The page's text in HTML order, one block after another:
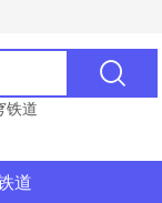
铁道
道